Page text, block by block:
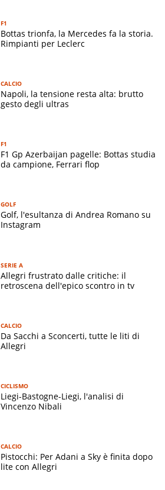
F1
Bottas trionfa, la Mercedes fa la storia.
Rimpianti per Leclerc
CALCIO
Napoli, la tensione resta alta: brutto
gesto degli ultras
F1
F1 Gp Azerbaijan pagelle: Bottas studia
da campione, Ferrari flop
GOLF
Golf, l'esultanza di Andrea Romano su
Instagram
SERIE A
Allegri frustrato dalle critiche: il
retroscena dell'epico scontro in tv
CALCIO
Da Sacchi a Sconcerti, tutte le liti di
Allegri
CICLISMO
Liegi-Bastogne-Liegi, l'analisi di
Vincenzo Nibali
CALCIO
Pistocchi: Per Adani a Sky è finita dopo
lite con Allegri